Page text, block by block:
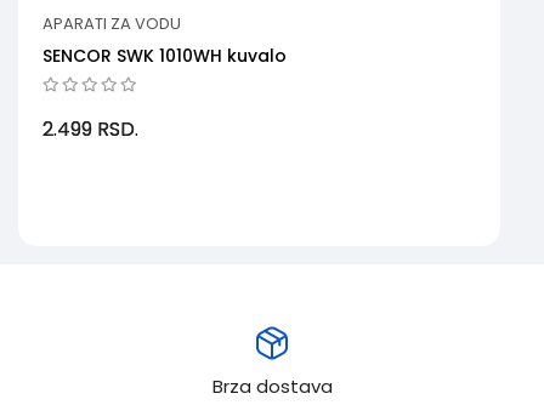
APARATI ZA VODU
SENCOR SWK 1010WH kuvalo
2.499 RSD.
Brza dostava